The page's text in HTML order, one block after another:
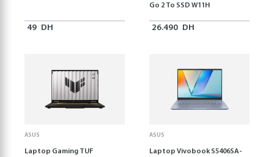
49 DH
Go 2 To SSD W11H
26.490 DH
ASUS
Laptop Gaming TUF
ASUS
Laptop Vivobook S5406SA-